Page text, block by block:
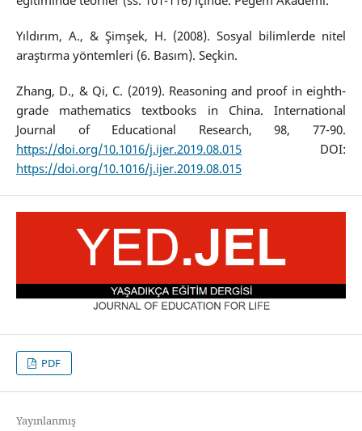
Yıldırım, A., & Şimşek, H. (2008). Sosyal bilimlerde nitel
araştırma yöntemleri (6. Basım). Seçkin.
Zhang, D., & Qi, C. (2019). Reasoning and proof in eighth-
grade mathematics textbooks in China. International
Journal of Educational Research, 98, 77-90.
https://doi.org/10.1016/j.ijer.2019.08.015DOI:
https://doi.org/10.1016/j.ijer.2019.08.015
PDF
Yayınlanmış